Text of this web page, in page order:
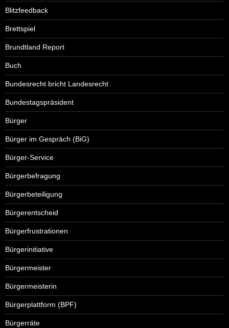
Blitzfeedback
Brettspiel
Brundtland Report
Buch
Bundesrecht bricht Landesrecht
Bundestagspräsident
Bürger
Bürger im Gespräch (BiG)
Bürger-Service
Bürgerbefragung
Bürgerbeteiligung
Bürgerentscheid
Bürgerfrustrationen
Bürgerinitiative
Bürgermeister
Bürgermeisterin
Bürgerplattform (BPF)
Bürgerräte